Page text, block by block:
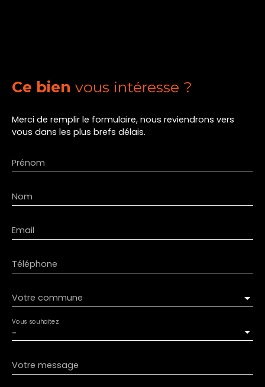
Ce bien vous intéresse ?
Merci de remplir le formulaire, nous reviendrons vers
vous dans les plus brefs délais.
Prénom
Nom
Email
Téléphone
Votre commune
-
Vous souhaitez
Votre message